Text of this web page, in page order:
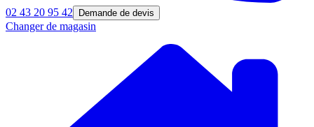
02 43 20 95 42 Demande de devis
Changer de magasin